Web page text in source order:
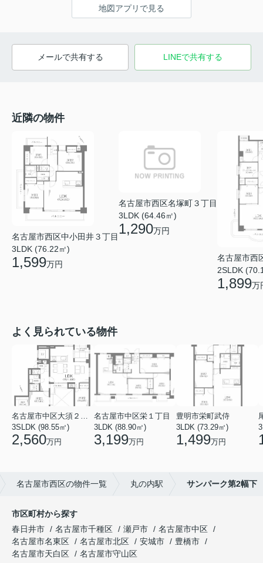
地図アプリで見る
メールで共有する LINEで共有する
近隣の物件
名古屋市西区中小田井３丁目
3LDK (76.22㎡)
1,599万円
名古屋市西区名塚町３丁目
3LDK (64.46㎡)
1,290万円
名古屋市西
2SLDK
1,899万
よく見られている物件
3SLDK (98.55㎡)
2,560万円
名古屋市中区栄１丁目
3LDK (88.90㎡)
3,199万円
豊明市栄町武侍
3LDK (73.29㎡)
1,499万円
名古屋市西区の物件一覧 丸の内駅 サンパーク第2幅下
市区町村から探す
春日井市
名古屋市千種区 瀬戸市
名古屋市中区
名古屋市名東区
名古屋市北区 安城市
豊橋市
名古屋市天白区
名古屋市守山区